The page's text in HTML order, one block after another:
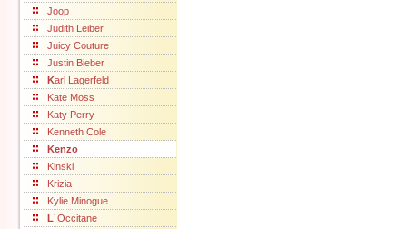
Joop
Judith Leiber
Juicy Couture
Justin Bieber
Karl Lagerfeld
Kate Moss
Katy Perry
Kenneth Cole
Kenzo
Kinski
Krizia
Kylie Minogue
L´Occitane